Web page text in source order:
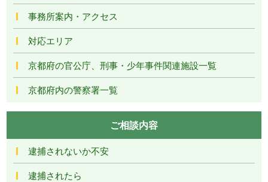
事務所案内・アクセス
対応エリア
京都府の官公庁、刑事・少年事件関連施設一覧
京都府内の警察署一覧
ご相談内容
逮捕されないか不安
逮捕されたら